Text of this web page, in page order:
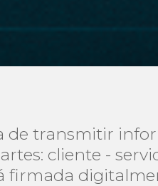
de transmitir
cliente -
firmada